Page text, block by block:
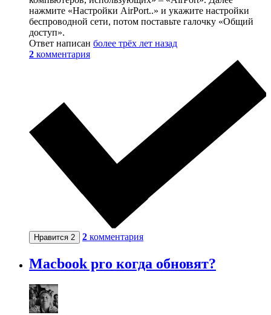
нажмите «Настройки AirPort..» и укажите настройки
беспроводной сети, потом поставьте галочку «Общий
доступ».
Ответ написан более трёх лет назад
2 комментария
Нравится 2 2 комментария
Macbook pro когда обновят?